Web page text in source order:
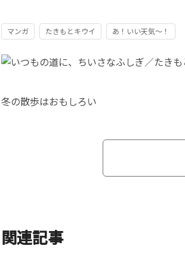
マンガ たきもとキウイ あ！いい天気～！
冬の散歩はおもしろい
関連記事